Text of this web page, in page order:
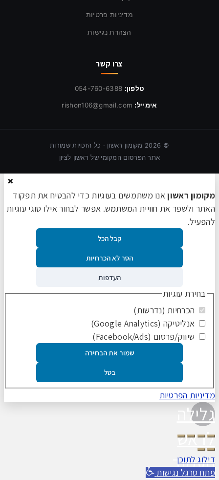
מדיניות פרטיות
הצהרת נגישות
צרו קשר
טלפון: 054-760-6388
אימייל: rishon106@gmail.com
©
2026 מקומון ראשון · כל הזכויות שמורות
אתר הפרסום המקומי של ראשון לציון
×
מקומון ראשוןאנו משתמשים בעוגיות כדי להבטיח את תפקוד
האתר ולשפר את חוויית המשתמש. אפשר לבחור אילו סוגי עוגיות
להפעיל.
קבל הכל
הסר לא הכרחיות
העדפות
בחירת עוגיות
הכרחיות (נדרשות)
אנליטיקה (Google Analytics)
שיווק/פרסום (Facebook/Ads)
שמור את הבחירה
בטל
מדיניות הפרטיות
גלילה
לראש
העמוד
דילוג לתוכן
פתח סרגל נגישות